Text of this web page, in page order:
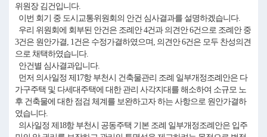
위원장 김건입니다.
이번 회기 중 도시교통위원회의 안건 심사결과를 설명하겠습니다.
우리 위원회에 회부된 안건은 조례안 4건과 의견안 6건으로 조례안 중
3건은 원안가결, 1건은 수정가결하였으며, 의견안 6건은 모두 찬성의견
으로 채택하였습니다.
안건별 심사결과입니다.
먼저 의사일정 제17항 부천시 건축물관리 조례 일부개정조례안은 다
가구주택 및 다세대주택에 대한 관리 사각지대를 해소하여 소규모 노
후 건축물에 대한 점검 체계를 보완하고자 하는 사항으로 원안가결하
였습니다.
의사일정 제18항 부천시 공동주택 기본 조례 일부개정조례안은 입주